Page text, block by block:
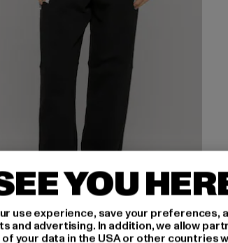
YOU
use experience, save your preferences,
and advertising. In addition, we allow
your data in the USA or other countries